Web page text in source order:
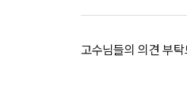
고수님들의 의견 부